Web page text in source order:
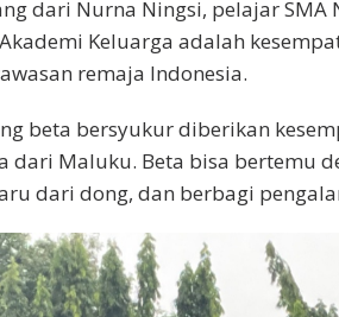
dari Nurna Ningsi, pelajar SMA
Keluarga adalah
remaja Indonesia.
beta bersyukur diberikan
dari Maluku. Beta bisa bertemu
dari dong, dan berbagi